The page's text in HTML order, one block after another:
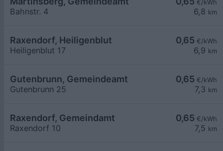
€/kWh
6,8 km
Bahnstr. 4
0,65 €/kWh
6,9 km
Raxendorf, Heiligenblut
Heiligenblut 17
0,65 €/kWh
7,3 km
Gutenbrunn, Gemeindeamt
Gutenbrunn 25
0,65 €/kWh
7,5 km
Raxendorf, Gemeindamt
Raxendorf 10